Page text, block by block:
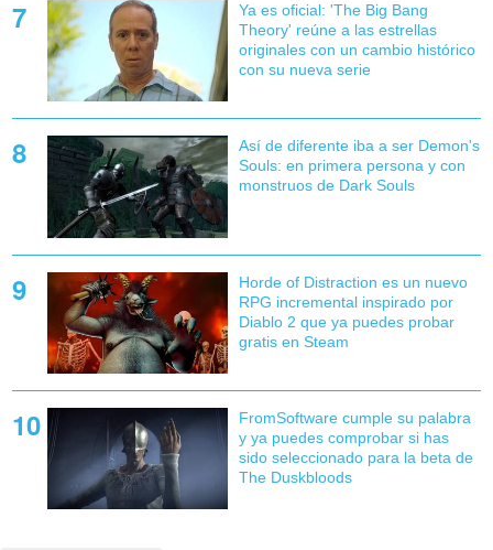
Ya es oficial: 'The Big Bang
Theory' reúne a las estrellas
originales con un cambio histórico
con su nueva serie
Así de diferente iba a ser Demon's
Souls: en primera persona y con
monstruos de Dark Souls
Horde of Distraction es un nuevo
RPG incremental inspirado por
Diablo 2 que ya puedes probar
gratis en Steam
FromSoftware cumple su palabra
y ya puedes comprobar si has
sido seleccionado para la beta de
The Duskbloods